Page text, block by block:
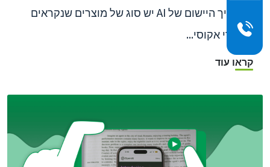
בתהליך היישום של AI יש סוג של מוצרים שנקראים
"מוצרי אקוסי...
קראו עוד